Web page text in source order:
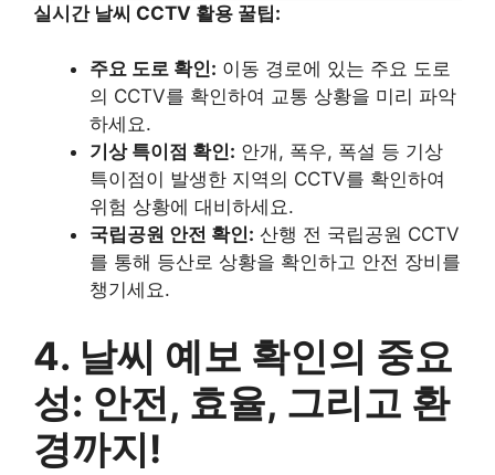
실시간 날씨 CCTV 활용 꿀팁:
주요 도로 확인: 이동 경로에 있는 주요 도로
의 CCTV를 확인하여 교통 상황을 미리 파악
하세요.
기상 특이점 확인: 안개, 폭우, 폭설 등 기상
특이점이 발생한 지역의 CCTV를 확인하여
위험 상황에 대비하세요.
국립공원 안전 확인: 산행 전 국립공원 CCTV
를 통해 등산로 상황을 확인하고 안전 장비를
챙기세요.
4. 날씨 예보 확인의 중요
성: 안전, 효율, 그리고 환
경까지!